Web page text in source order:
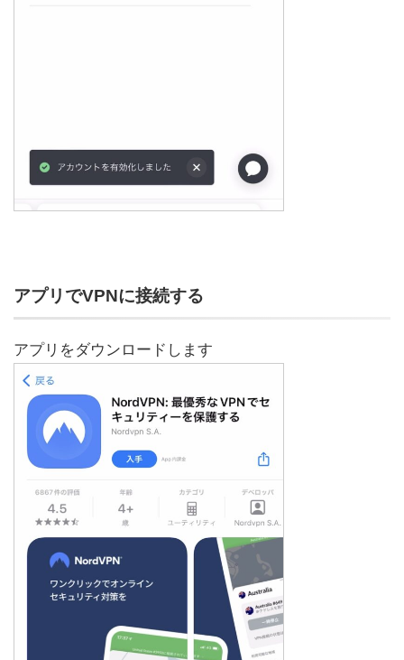
アプリでVPNに接続する
アプリをダウンロードします